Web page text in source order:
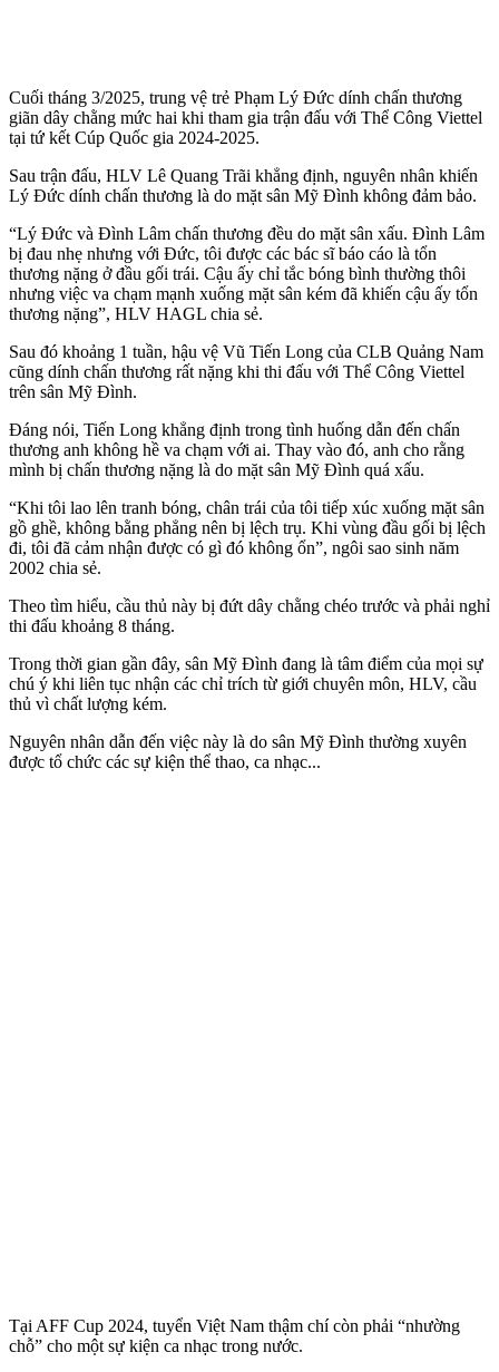
Cuối tháng 3/2025, trung vệ trẻ Phạm Lý Đức dính chấn thương
giãn dây chằng mức hai khi tham gia trận đấu với Thể Công Viettel
tại tứ kết Cúp Quốc gia 2024-2025.
Sau trận đấu, HLV Lê Quang Trãi khẳng định, nguyên nhân khiến
Lý Đức dính chấn thương là do mặt sân Mỹ Đình không đảm bảo.
“Lý Đức và Đình Lâm chấn thương đều do mặt sân xấu. Đình Lâm
bị đau nhẹ nhưng với Đức, tôi được các bác sĩ báo cáo là tổn
thương nặng ở đầu gối trái. Cậu ấy chỉ tắc bóng bình thường thôi
nhưng việc va chạm mạnh xuống mặt sân kém đã khiến cậu ấy tổn
thương nặng”, HLV HAGL chia sẻ.
Sau đó khoảng 1 tuần, hậu vệ Vũ Tiến Long của CLB Quảng Nam
cũng dính chấn thương rất nặng khi thi đấu với Thể Công Viettel
trên sân Mỹ Đình.
Đáng nói, Tiến Long khẳng định trong tình huống dẫn đến chấn
thương anh không hề va chạm với ai. Thay vào đó, anh cho rằng
mình bị chấn thương nặng là do mặt sân Mỹ Đình quá xấu.
“Khi tôi lao lên tranh bóng, chân trái của tôi tiếp xúc xuống mặt sân
gồ ghề, không bằng phẳng nên bị lệch trụ. Khi vùng đầu gối bị lệch
đi, tôi đã cảm nhận được có gì đó không ổn”, ngôi sao sinh năm
2002 chia sẻ.
Theo tìm hiểu, cầu thủ này bị đứt dây chằng chéo trước và phải nghỉ
thi đấu khoảng 8 tháng.
Trong thời gian gần đây, sân Mỹ Đình đang là tâm điểm của mọi sự
chú ý khi liên tục nhận các chỉ trích từ giới chuyên môn, HLV, cầu
thủ vì chất lượng kém.
Nguyên nhân dẫn đến việc này là do sân Mỹ Đình thường xuyên
được tổ chức các sự kiện thể thao, ca nhạc...
Tại AFF Cup 2024, tuyển Việt Nam thậm chí còn phải “nhường
chỗ” cho một sự kiện ca nhạc trong nước.